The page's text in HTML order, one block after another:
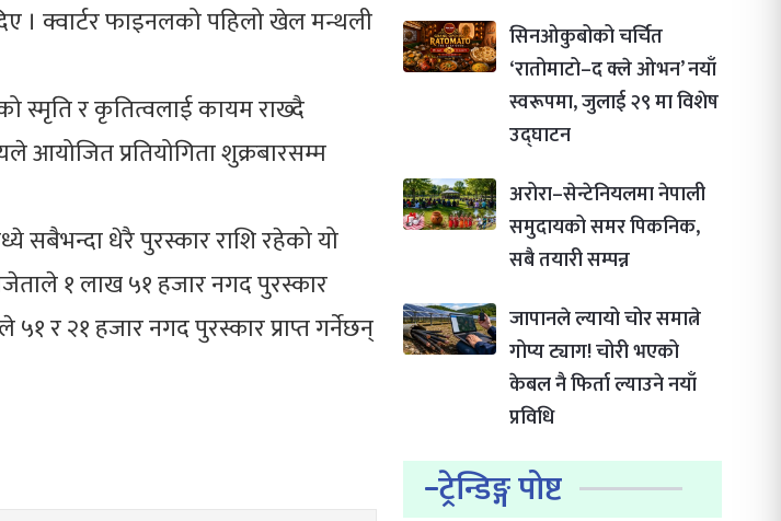
। क्वार्टर फाइनलको पहिलो खेल मन्थली
स्मृति र कृतित्वलाई कायम राख्दै
आयोजित प्रतियोगिता शुक्रबारसम्म
सबैभन्दा धेरै पुरस्कार राशि रहेको यो
१ लाख ५१ हजार नगद पुरस्कार
५१ र २१ हजार नगद पुरस्कार प्राप्त गर्नेछन्
सिनओकुबोको चर्चित
‘रातोमाटो–द क्ले ओभन’ नयाँ
स्वरूपमा, जुलाई २९ मा विशेष
उद्घाटन
अरोरा–सेन्टेनियलमा नेपाली
समुदायको समर पिकनिक,
सबै तयारी सम्पन्न
जापानले ल्यायो चोर समात्ने
गोप्य ट्याग! चोरी भएको
केबल नै फिर्ता ल्याउने नयाँ
प्रविधि
ट्रेन्डिङ्ग पोष्ट